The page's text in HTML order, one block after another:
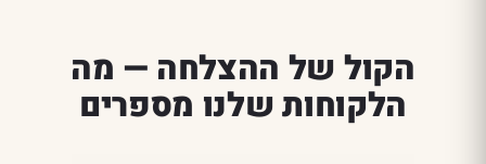
הקול של ההצלחה — מה
הלקוחות שלנו מספרים